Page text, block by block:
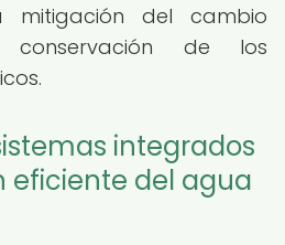
mitigación del cambio
de los
integrados
eficiente del agua